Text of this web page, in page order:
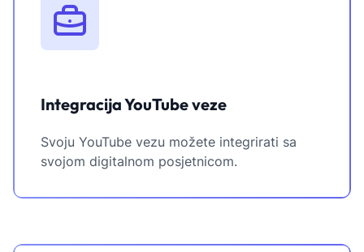
Integracija YouTube veze
Svoju YouTube vezu možete integrirati sa
svojom digitalnom posjetnicom.